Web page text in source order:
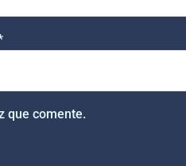
que comente.